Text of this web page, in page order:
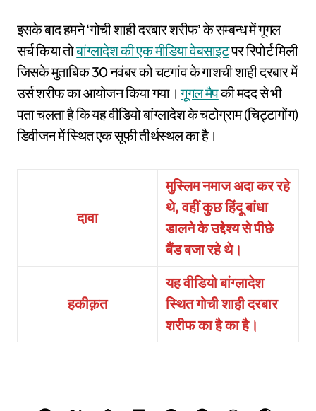
इसके बाद हमने ‘गोची शाही दरबार शरीफ’ के सम्बन्ध में गूगल
सर्च किया तोबांग्लादेश की एक मीडिया वेबसाइटपर रिपोर्ट मिली
जिसके मुताबिक 30 नवंबर को चटगांव के गाशची शाही दरबार में
उर्स शरीफ का आयोजन किया गया।गूगल मैपकी मदद से भी
पता चलता है कि यह वीडियो बांग्लादेश के चटोग्राम (चिट्टागोंग)
डिवीजन में स्थित एक सूफी तीर्थस्थल का है।
दावा
मुस्लिम नमाज अदा कर रहे
थे, वहीं कुछ हिंदू बांधा
डालने के उद्देश्य से पीछे
बैंड बजा रहे थे।
हकीक़त
यह वीडियो बांग्लादेश
स्थित गोची शाही दरबार
शरीफ का है का है।